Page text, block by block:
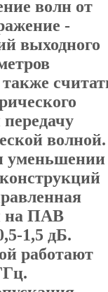
волн от
-
выходного
волной.
уменьшении
на ПАВ
1,5 дБ.
работают